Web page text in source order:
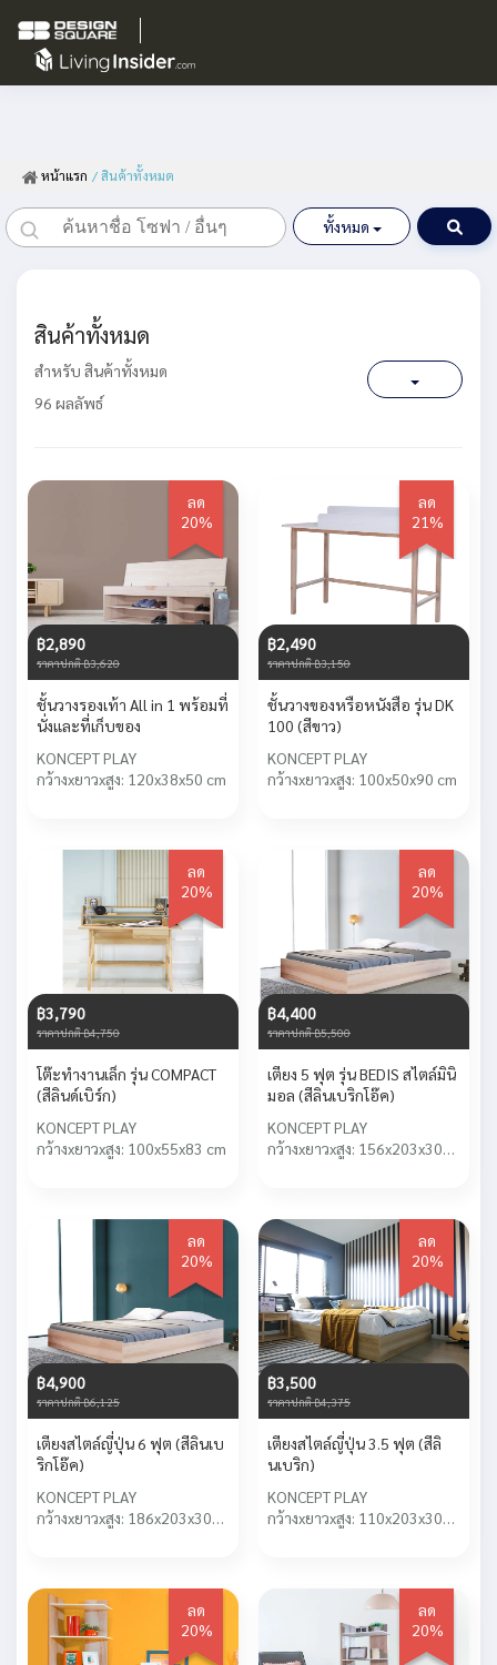
หน้าแรก / สินค้าทั้งหมด
ทั้งหมด
สินค้าทั้งหมด
สำหรับ สินค้าทั้งหมด
96 ผลลัพธ์
ลด
20%
฿2,890
ราคาปกติ ฿3,620
ชั้นวางรองเท้า All in 1 พร้อมที่
นั่งและที่เก็บของ
KONCEPT PLAY
กว้างxยาวxสูง: 120x38x50 cm
ลด
21%
฿2,490
ราคาปกติ ฿3,150
ชั้นวางของหรือหนังสือ รุ่น DK
100 (สีขาว)
KONCEPT PLAY
กว้างxยาวxสูง: 100x50x90 cm
ลด
20%
฿3,790
ราคาปกติ ฿4,750
โต๊ะทำงานเล็ก รุ่น COMPACT
(สีลินด์เบิร์ก)
KONCEPT PLAY
กว้างxยาวxสูง: 100x55x83 cm
ลด
20%
฿4,400
ราคาปกติ ฿5,500
เตียง 5 ฟุต รุ่น BEDIS สไตล์มินิ
มอล (สีลินเบริกโอ๊ค)
KONCEPT PLAY
กว้างxยาวxสูง: 156x203x30
ลด
20%
฿4,900
ราคาปกติ ฿6,125
เตียงสไตล์ญี่ปุ่น 6 ฟุต (สีลินเบ
ริกโอ๊ค)
KONCEPT PLAY
กว้างxยาวxสูง: 186x203x30
ลด
20%
฿3,500
ราคาปกติ ฿4,375
เตียงสไตล์ญี่ปุ่น 3.5 ฟุต (สีลิ
นเบริก)
KONCEPT PLAY
กว้างxยาวxสูง: 110x203x30
ลด
20%
ลด
20%